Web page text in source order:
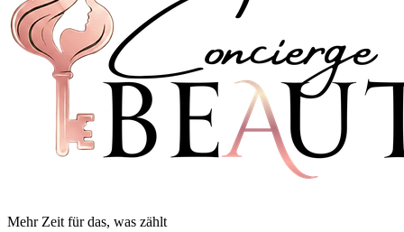
Mehr Zeit für das, was zählt